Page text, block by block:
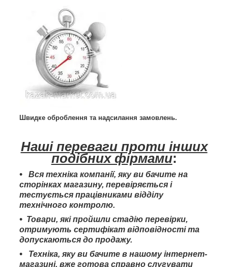
Швидке оброблення та надсилання замовлень.
Наші переваги проти інших
подібних фірмами:
Вся техніка компанії, яку ви бачите на
сторінках магазину, перевіряється і
тестується працівниками відділу
технічного контролю.
Товари, які пройшли стадію перевірки,
отримують сертифікат відповідності та
допускаються до продажу.
Техніка, яку ви бачите в нашому інтернет-
магазині, вже готова справно слугувати